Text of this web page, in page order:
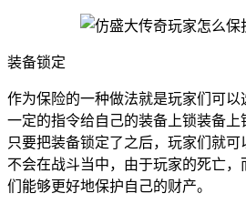
装备锁定
作为保险的一种做法就是玩家们可以
一定的指令给自己的装备上锁装备上
只要把装备锁定了之后，玩家们就
不会在战斗当中，由于玩家的死亡
们能够更好地保护自己的财产。